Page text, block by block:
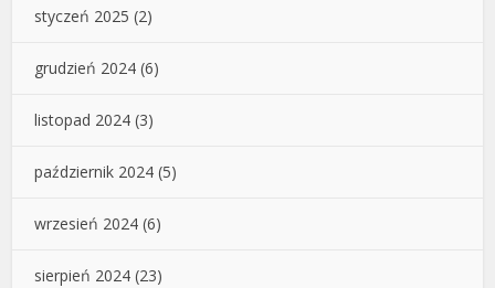
styczeń 2025 (2)
grudzień 2024 (6)
listopad 2024 (3)
październik 2024 (5)
wrzesień 2024 (6)
sierpień 2024 (23)